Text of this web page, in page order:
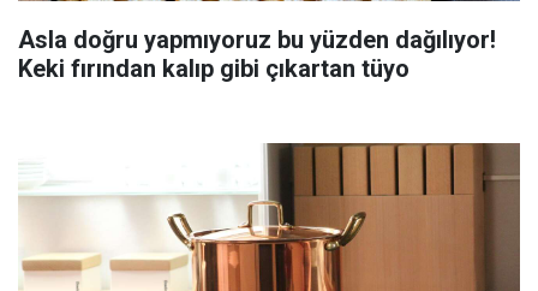
Asla doğru yapmıyoruz bu yüzden dağılıyor!
Keki fırından kalıp gibi çıkartan tüyo